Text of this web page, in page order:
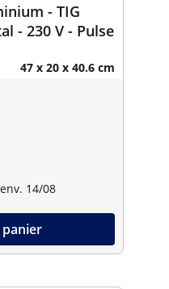
- TIG
- 230 V - Pulse
47 x 20 x 40.6 cm
env. 14/08